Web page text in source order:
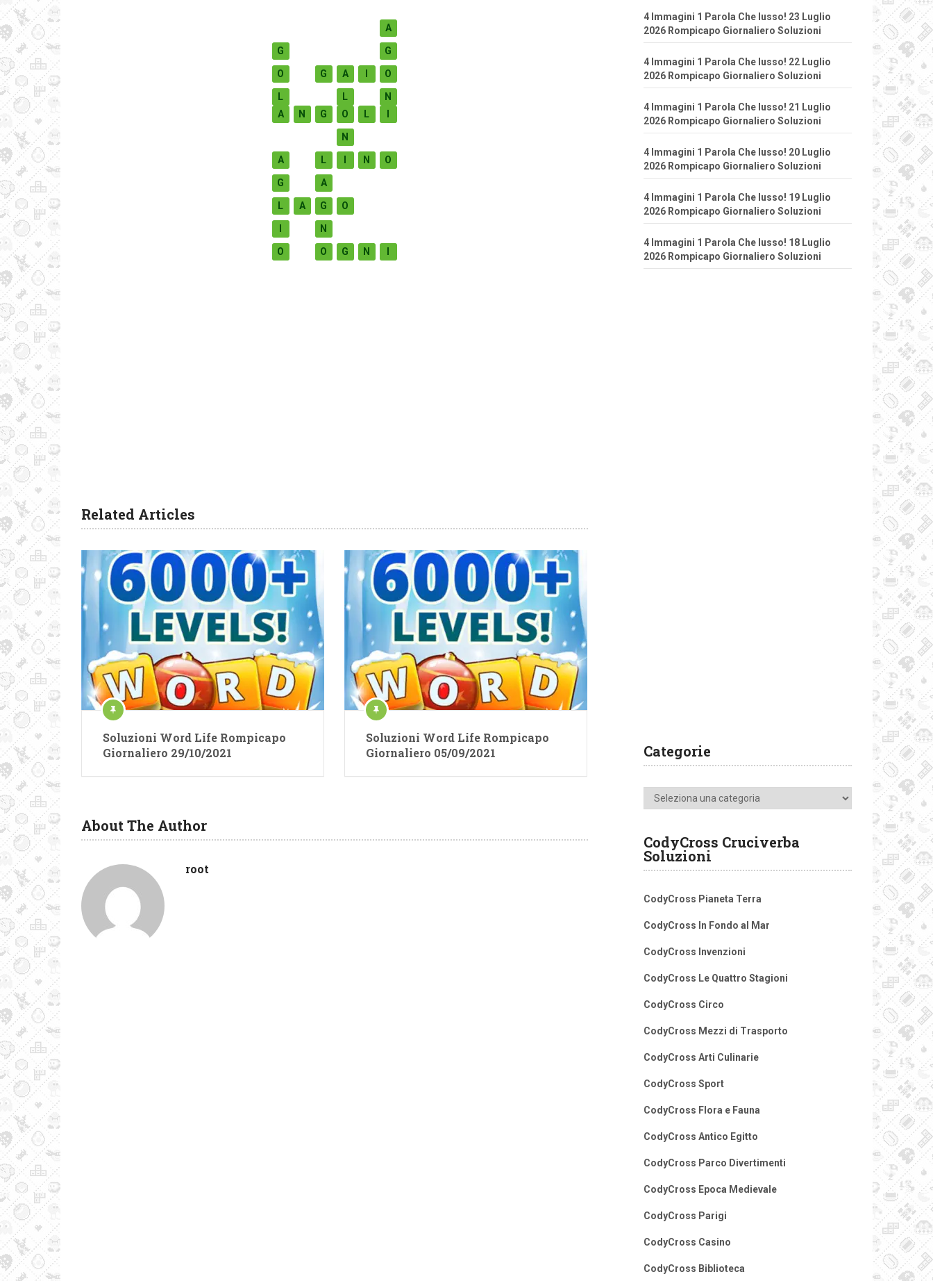
A
G G
O G A O
L L
N
A
N G O L
N
A L N O
G A
L A G O
N
O O G N
Related Articles
Soluzioni Word Life Rompicapo
Giornaliero 29/10/2021
Soluzioni Word Life Rompicapo
Giornaliero 05/09/2021
About The Author
root
4 Immagini 1 Parola Che lusso! 23 Luglio
2026 Rompicapo Giornaliero Soluzioni
4 Immagini 1 Parola Che lusso! 22 Luglio
2026 Rompicapo Giornaliero Soluzioni
4 Immagini 1 Parola Che lusso! 21 Luglio
2026 Rompicapo Giornaliero Soluzioni
4 Immagini 1 Parola Che lusso! 20 Luglio
2026 Rompicapo Giornaliero Soluzioni
4 Immagini 1 Parola Che lusso! 19 Luglio
2026 Rompicapo Giornaliero Soluzioni
4 Immagini 1 Parola Che lusso! 18 Luglio
2026 Rompicapo Giornaliero Soluzioni
Categorie
Categorie
CodyCross Cruciverba
Soluzioni
CodyCross Pianeta Terra
CodyCross In Fondo al Mar
CodyCross Invenzioni
CodyCross Le Quattro Stagioni
CodyCross Circo
CodyCross Mezzi di Trasporto
CodyCross Arti Culinarie
CodyCross Sport
CodyCross Flora e Fauna
CodyCross Antico Egitto
CodyCross Parco Divertimenti
CodyCross Epoca Medievale
CodyCross Parigi
CodyCross Casino
CodyCross Biblioteca